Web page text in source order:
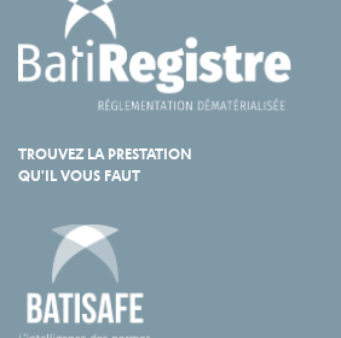
TROUVEZ LA PRESTATION
QU'IL VOUS FAUT